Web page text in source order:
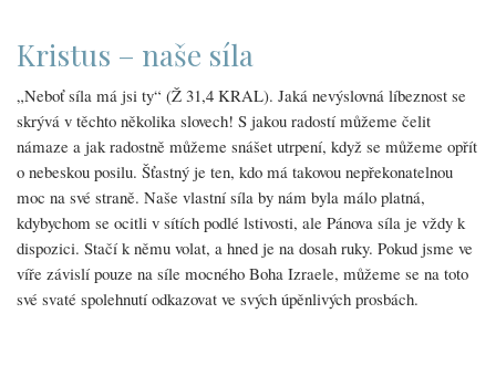
Kristus – naše síla
„Neboť síla má jsi ty“ (Ž 31,4 KRAL). Jaká nevýslovná líbeznost se
skrývá v těchto několika slovech! S jakou radostí můžeme čelit
námaze a jak radostně můžeme snášet utrpení, když se můžeme opřít
o nebeskou posilu. Šťastný je ten, kdo má takovou nepřekonatelnou
moc na své straně. Naše vlastní síla by nám byla málo platná,
kdybychom se ocitli v sítích podlé lstivosti, ale Pánova síla je vždy k
dispozici. Stačí k němu volat, a hned je na dosah ruky. Pokud jsme ve
víře závislí pouze na síle mocného Boha Izraele, můžeme se na toto
své svaté spolehnutí odkazovat ve svých úpěnlivých prosbách.